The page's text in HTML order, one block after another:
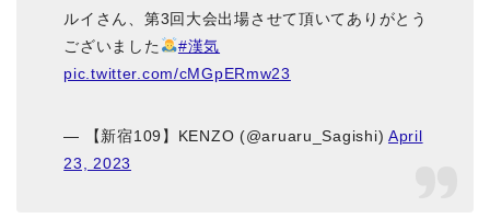
ルイさん、第3回大会出場させて頂いてありがとう
ございました
#漢気
pic.twitter.com/cMGpERmw23
— 【新宿109】KENZO (@aruaru_Sagishi) April
23, 2023